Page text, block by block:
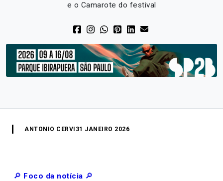
e o Camarote do festival
ANTONIO CERVI 31 JANEIRO 2026
🔎 Foco da notícia 🔎